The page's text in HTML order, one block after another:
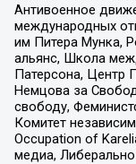
Антивоенное
международных
им Питера Мунка,
альянс, Школа
Патерсона, Центр
Немцова за
свободу,
Комитет
Occupation of
медиа,